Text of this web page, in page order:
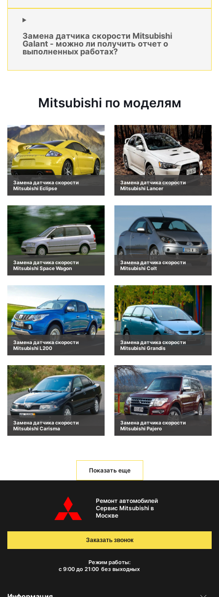
Замена датчика скорости Mitsubishi
Galant - можно ли получить отчет о
выполненных работах?
Mitsubishi по моделям
Замена датчика скорости
Mitsubishi Eclipse
Замена датчика скорости
Mitsubishi Lancer
Замена датчика скорости
Mitsubishi Space Wagon
Замена датчика скорости
Mitsubishi Colt
Замена датчика скорости
Mitsubishi L200
Замена датчика скорости
Mitsubishi Grandis
Замена датчика скорости
Mitsubishi Carisma
Замена датчика скорости
Mitsubishi Pajero
Показать еще
Ремонт автомобилей
Сервис Mitsubishi в
Москве
Режим работы:
с 9:00 до 21:00 без выходных
Заказать звонок